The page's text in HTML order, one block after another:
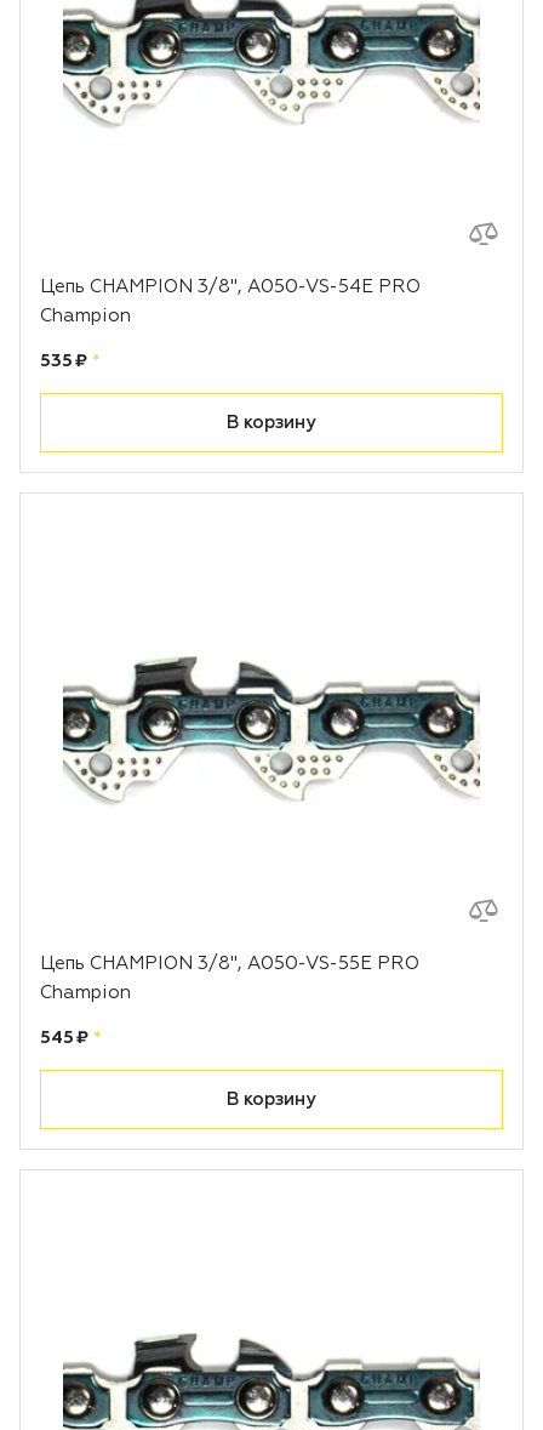
Цепь CHAMPION 3/8", A050-VS-54E PRO
Champion
Цена:
535 ₽ рублей
*
В корзину
Цепь CHAMPION 3/8", A050-VS-55E PRO
Champion
Цена:
545 ₽ рублей
*
В корзину